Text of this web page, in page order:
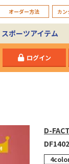
オーダー方法 カ
スポーツアイテム
ログイン
D-
DF1402